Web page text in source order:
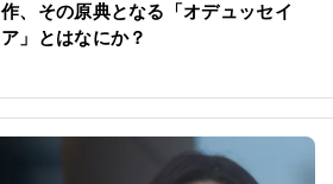
作、その原典となる「オデュッセイ
ア」とはなにか？